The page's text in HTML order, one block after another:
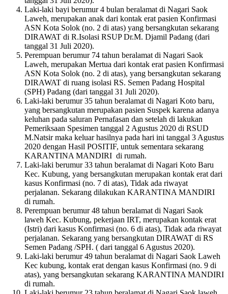
Laki-laki bayi berumur 4 bulan beralamat di Nagari Saok
Laweh, merupakan anak dari kontak erat pasien Konfirmasi
ASN Kota Solok (no. 2 di atas) yang bersangkutan sekarang
DIRAWAT di R.Isolasi RSUP Dr.M. Djamil Padang (dari
tanggal 31 Juli 2020).
Perempuan berumur 74 tahun beralamat di Nagari Saok
Laweh, merupakan Mertua dari kontak erat pasien Konfirmasi
ASN Kota Solok (no. 2 di atas), yang bersangkutan sekarang
DIRAWAT di ruang isolasi RS. Semen Padang Hospital
(SPH) Padang (dari tanggal 31 Juli 2020).
Laki-laki berumur 35 tahun beralamat di Nagari Koto baru,
yang bersangkutan merupakan pasien Suspek karena adanya
keluhan pada saluran Pernafasan dan setelah di lakukan
Pemeriksaan Spesimen tanggal 2 Agustus 2020 di RSUD
M.Natsir maka keluar hasilnya pada hari ini tanggal 3 Agustus
2020 dengan Hasil POSITIF, untuk sementara sekarang
KARANTINA MANDIRI di rumah.
Laki-laki berumur 33 tahun beralamat di Nagari Koto Baru
Kec. Kubung, yang bersangkutan merupakan kontak erat dari
kasus Konfirmasi (no. 7 di atas), Tidak ada riwayat
perjalanan. Sekarang dilakukan KARANTINA MANDIRI
di rumah.
Perempuan berumur 48 tahun beralamat di Nagari Saok
laweh Kec. Kubung, pekerjaan IRT, merupakan kontak erat
(Istri) dari kasus Konfirmasi (no. 6 di atas), Tidak ada riwayat
perjalanan. Sekarang yang bersangkutan DIRAWAT di RS
Semen Padang /SPH. ( dari tanggal 6 Agustus 2020).
Laki-laki berumur 49 tahun beralamat di Nagari Saok Laweh
Kec kubung, kontak erat dengan kasus Konfirmasi (no. 9 di
atas), yang bersangkutan sekarang KARANTINA MANDIRI
di rumah.